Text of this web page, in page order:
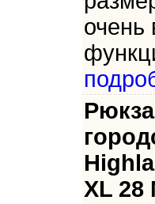
очень
XL 28